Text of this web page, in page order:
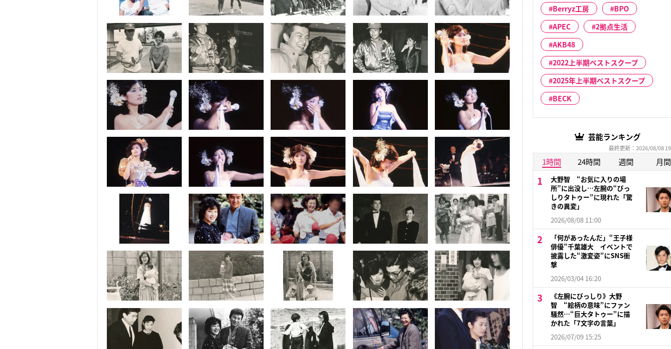
Berryz工房
BPO
APEC
2拠点生活
AKB48
2022上半期ベストスクープ
2025年上半期ベストスクープ
BECK
芸能ランキング
最終更新：2026/08/08
1時間 24時間 週間 月間
大野智 “お気に入りの場
所”に出没し…左腕の“びっ
しりタトゥー”に現れた「驚
きの異変」
2026/08/08 11:00
「何があったんだ」“王子様
俳優”千葉雄大 イベントで
披露した“激変姿”にSNS衝
撃
2026/03/04 16:20
《左腕にびっしり》大野
智 “絵柄の意味”にファン
騒然…“巨大タトゥー”に描
かれた「7文字の言葉」
2026/07/09 15:25